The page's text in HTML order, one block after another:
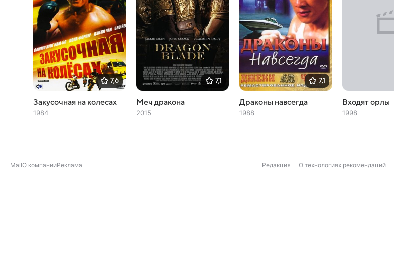
7,6
Закусочная на колесах
1984
7,1
Меч дракона
2015
7,1
Драконы навсегда
1988
Входят орлы
1998
MailО компанииРеклама Редакция О технологиях рекомендаций